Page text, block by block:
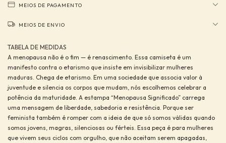
MEIOS DE PAGAMENTO
MEIOS DE ENVIO
TABELA DE MEDIDAS
A menopausa não é o fim — é renascimento. Essa camiseta é um
manifesto contra o etarismo que insiste em invisibilizar mulheres
maduras. Chega de etarismo. Em uma sociedade que associa valor à
juventude e silencia os corpos que mudam, nós escolhemos celebrar a
potência da maturidade. A estampa “Menopausa Significado” carrega
uma mensagem de liberdade, sabedoria e resistência. Porque ser
feminista também é romper com a ideia de que só somos válidas quando
somos jovens, magras, silenciosas ou férteis. Essa peça é para mulheres
que vivem seus ciclos com orgulho, que não aceitam serem apagadas,